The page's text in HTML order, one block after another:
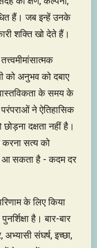
हैं। जब इन्हें उनके
शक्ति खो देते हैं।
को अनुभव को दबाए
के समय के
ने ऐतिहासिक
दक्षता नहीं है।
करना सत्य को
आ सकता है - कदम दर
के लिए किया
है। बार-बार
संघर्ष, इच्छा,